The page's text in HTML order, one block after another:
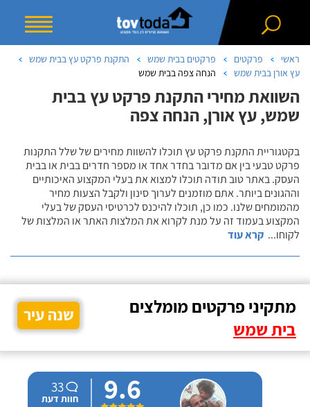
ראשי פרקטים פרקטים בבית שמש
התקנת פרקט עץ בבית שמש
עץ אורן בבית שמש
הנחה צפה בבית שמש
השוואת מחירי התקנת פרקט עץ בבית
שמש, עץ אורן, הנחה צפה
בקטגוריית התקנת פרקט עץ תוכלו להשוות מחירים של שלל התקנות
פרקט טבעי בין אם מדובר בחדר אחד או מספר חדרים בבית או בבית
העסק. באתר טוב תודה תוכלו למצוא את בעלי המקצוע האיכותיים
וההגונים ביותר. אתם מוזמנים לערוך סינון ולקבל הצעות מחיר
מהמומחים שלנו. כמו כן, תוכלו להיכנס לכרטיסי העסק של בעלי
המקצוע בעמוד זה על מנת לקרוא את המלצות האתר או המלצות של
לקוחו... קרא עוד
מתקיני פרקטים מומלצים
בית שמש
שנה עיר
9.6
33
חוות דעת